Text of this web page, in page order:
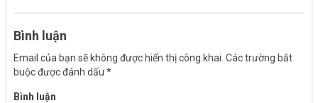
Bình luận
Email của bạn sẽ không được hiển thị công khai. Các trường bắt
buộc được đánh dấu*
Bình luận